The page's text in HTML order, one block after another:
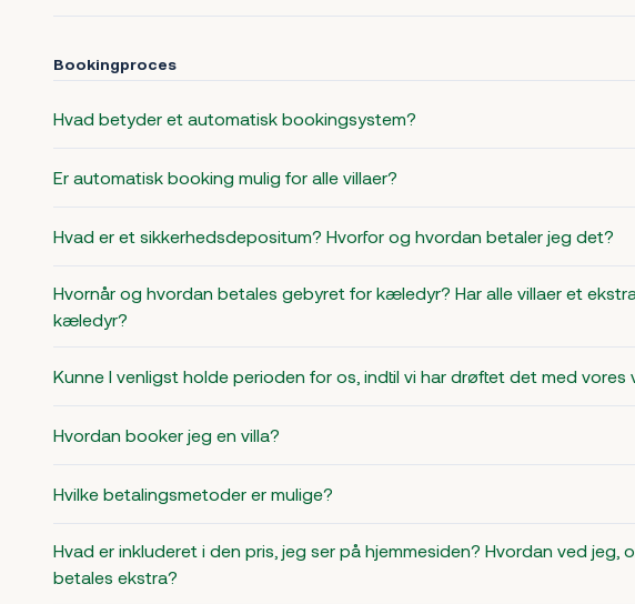
Bookingproces
Hvad betyder et automatisk bookingsystem?
Er automatisk booking mulig for alle villaer?
Hvad er et sikkerhedsdepositum? Hvorfor og hvordan betaler jeg det?
Hvornår og hvordan betales gebyret for kæledyr? Har alle villaer et
kæledyr?
Kunne I venligst holde perioden for os, indtil vi har drøftet det med vores
Hvordan booker jeg en villa?
Hvilke betalingsmetoder er mulige?
Hvad er inkluderet i den pris, jeg ser på hjemmesiden? Hvordan ved jeg,
betales ekstra?